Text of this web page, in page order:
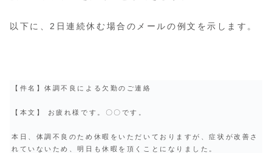
以下に、2日連続休む場合のメールの例文を示します。
【件名】体調不良による欠勤のご連絡
【本文】 お疲れ様です。〇〇です。
本日、体調不良のため休暇をいただいておりますが、症状が改善さ
れていないため、明日も休暇を頂くことになりました。